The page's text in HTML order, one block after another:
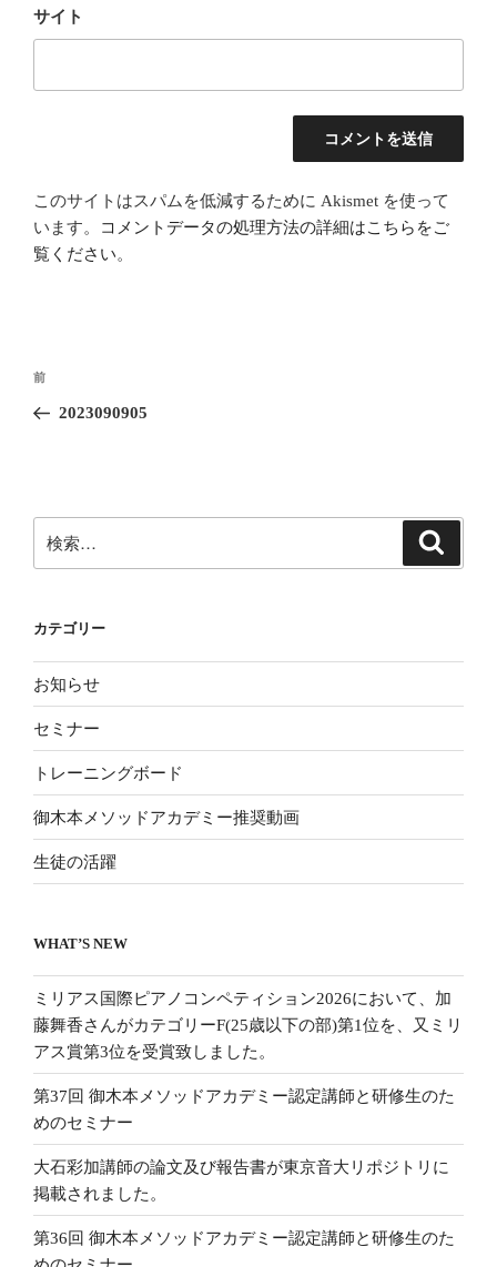
サイト
このサイトはスパムを低減するために Akismet を使って
います。
コメントデータの処理方法の詳細はこちらをご
覧ください。
投
ナ
ー
シ
前
の
前
2023090905
索:
カテゴリー
お知らせ
セミナー
トレーニングボード
御木本メソッドアカデミー推奨動画
生徒の活躍
WHAT’S NEW
ミリアス国際ピアノコンペティション2026において、加
藤舞香さんがカテゴリーF(25歳以下の部)第1位を、又ミリ
アス賞第3位を受賞致しました。
第37回 御木本メソッドアカデミー認定講師と研修生のた
めのセミナー
大石彩加講師の論文及び報告書が東京音大リポジトリに
掲載されました。
第36回 御木本メソッドアカデミー認定講師と研修生のた